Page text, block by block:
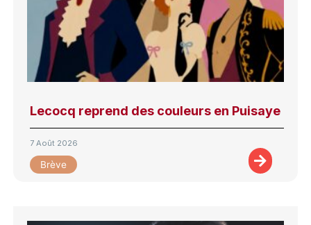
Lecocq reprend des couleurs en Puisaye
7 Août 2026
Brève